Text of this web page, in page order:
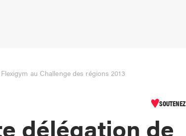
au Challenge des régions 2013
SOUTENEZ
délégation de